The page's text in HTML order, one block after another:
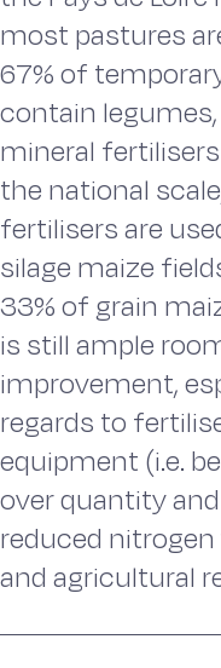
most pastures
67% of
contain
mineral
the national
fertilisers are
silage maize
33% of grain
is still ample
improvement,
regards to
equipment (i.e.
over quantity
reduced
and agricultural